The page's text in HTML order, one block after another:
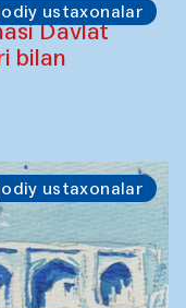
ustaxonalar
Davlat
bilan
ustaxonalar